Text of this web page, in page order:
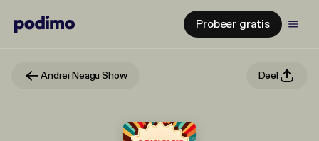
Probeer gratis
Andrei Neagu Show Deel